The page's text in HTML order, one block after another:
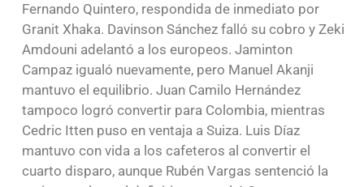
Fernando Quintero, respondida de inmediato por
Granit Xhaka. Davinson Sánchez falló su cobro y Zeki
Amdouni adelantó a los europeos. Jaminton
Campaz igualó nuevamente, pero Manuel Akanji
mantuvo el equilibrio. Juan Camilo Hernández
tampoco logró convertir para Colombia, mientras
Cedric Itten puso en ventaja a Suiza. Luis Díaz
mantuvo con vida a los cafeteros al convertir el
cuarto disparo, aunque Rubén Vargas sentenció la